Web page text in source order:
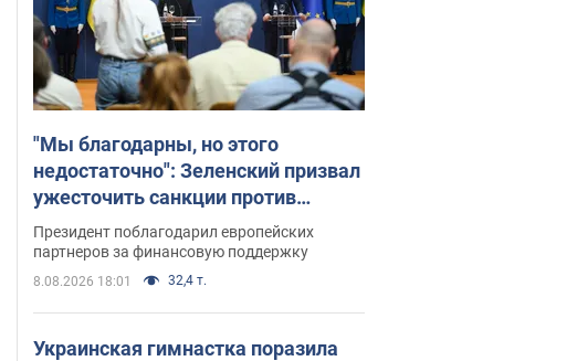
"Мы благодарны, но этого
недостаточно": Зеленский призвал
ужесточить санкции против
России
Президент поблагодарил европейских
партнеров за финансовую поддержку
8.08.2026 18:01 32,4 т.
Украинская гимнастка поразила